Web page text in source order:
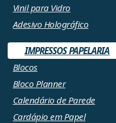
Vinil para Vidro
Adesivo Holográfico
IMPRESSOS PAPELARIA
Blocos
Bloco Planner
Calendário de Parede
Cardápio em Papel